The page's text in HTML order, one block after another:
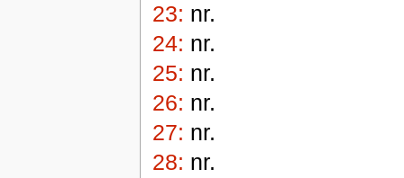
23: nr.
24: nr.
25: nr.
26: nr.
27: nr.
28: nr.